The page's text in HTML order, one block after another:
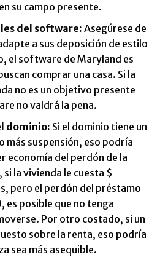
su campo presente.
del software: Asegúrese de
a sus deposición de estilo
el software de Maryland es
comprar una casa. Si la
no es un objetivo presente
no valdrá la pena.
dominio: Si el dominio tiene un
más suspensión, eso podría
economía del perdón de la
la vivienda le cuesta $
pero el perdón del préstamo
es posible que no tenga
Por otro costado, si un
sobre la renta, eso podría
sea más asequible.